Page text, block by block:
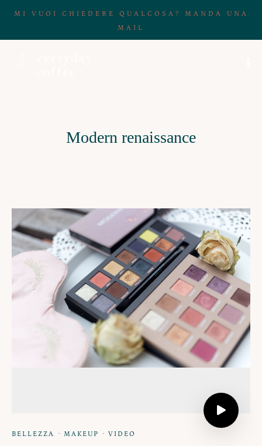
MI VUOI CHIEDERE QUALCOSA? MANDA UNA
MAIL
Modern renaissance
BELLEZZA · MAKEUP · VIDEO